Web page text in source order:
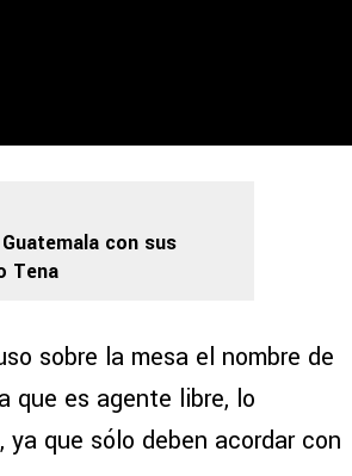
con sus
Tena
sobre la mesa el nombre de
que es agente libre, lo
que sólo deben acordar con